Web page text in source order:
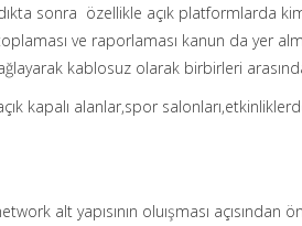
sonra özellikle açık platformlarda
ve raporlaması kanun da yer
kablosuz olarak birbirleri
kapalı alanlar,spor
alt yapısının oluışması